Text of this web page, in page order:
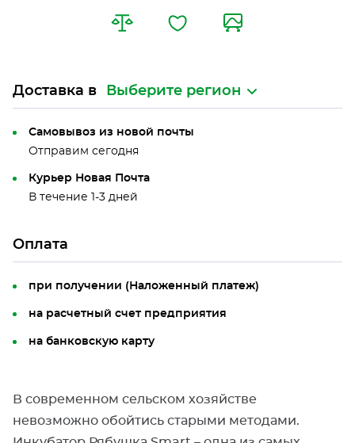
Доставка в Выберите регион
Самовывоз из новой почты
Отправим сегодня
Курьер Новая Почта
В течение 1-3 дней
Оплата
при получении (Наложенный платеж)
на расчетный счет предприятия
на банковскую карту
В современном сельском хозяйстве
невозможно обойтись старыми методами.